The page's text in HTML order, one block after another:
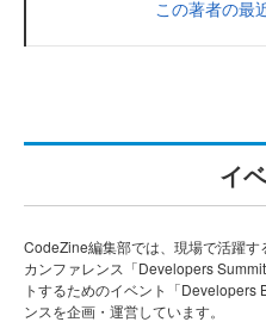
この著者の最
イ
CodeZine編集部では、現場で活躍
カンファレンス「Developers
トするためのイベント「Developers
ンスを企画・運営しています。